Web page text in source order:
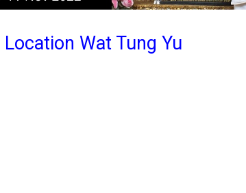
Location Wat Tung Yu